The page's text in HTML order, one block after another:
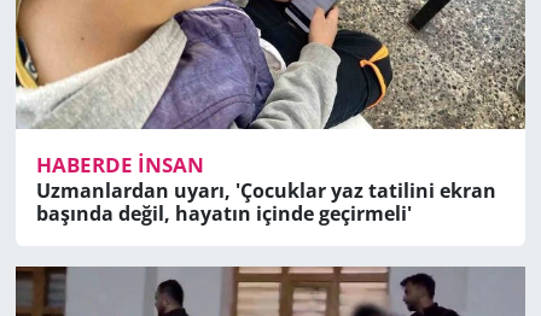
HABERDE İNSAN
Uzmanlardan uyarı, 'Çocuklar yaz tatilini ekran
başında değil, hayatın içinde geçirmeli'